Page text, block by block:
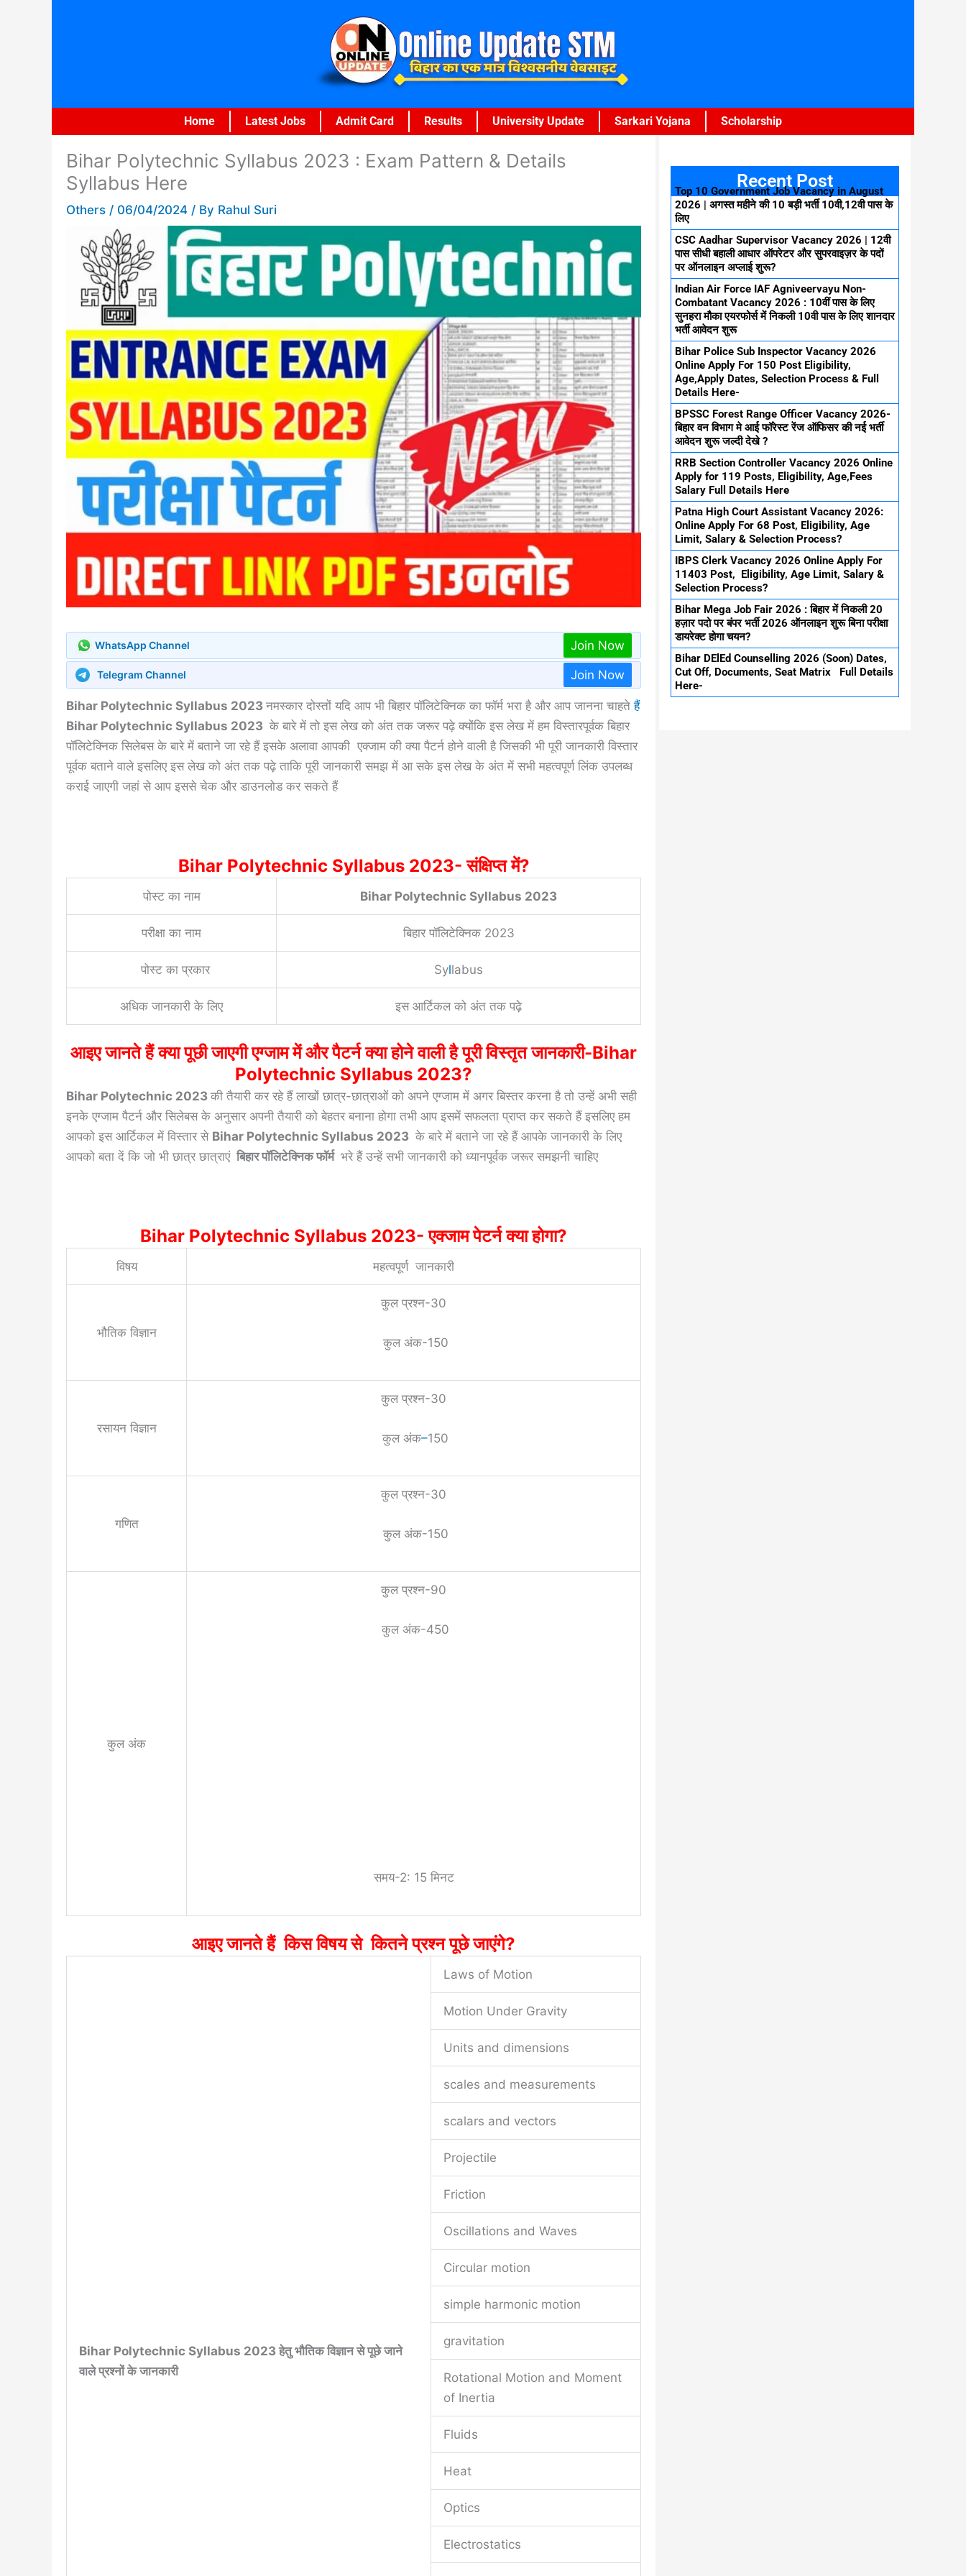
Home Latest Jobs Admit Card Results University Update Sarkari Yojana Scholarship
Bihar Polytechnic Syllabus 2023 : Exam Pattern & Details
Syllabus Here
Others / 06/04/2024 / By Rahul Suri
WhatsApp Channel Join Now
Telegram Channel Join Now
Bihar Polytechnic Syllabus 2023 नमस्कार दोस्तों यदि आप भी बिहार पॉलिटेक्निक का फॉर्म भरा है और आप जानना चाहतेहैं
Bihar Polytechnic Syllabus 2023 के बारे में तो इस लेख को अंत तक जरूर पढ़े क्योंकि इस लेख में हम विस्तारपूर्वक बिहार
पॉलिटेक्निक सिलेबस के बारे में बताने जा रहे हैं इसके अलावा आपकी एक्जाम की क्या पैटर्न होने वाली है जिसकी भी पूरी जानकारी विस्तार
पूर्वक बताने वाले इसलिए इस लेख को अंत तक पढ़े ताकि पूरी जानकारी समझ में आ सके इस लेख के अंत में सभी महत्वपूर्ण लिंक उपलब्ध
कराई जाएगी जहां से आप इससे चेक और डाउनलोड कर सकते हैं
Bihar Polytechnic Syllabus 2023- संक्षिप्त में?
पोस्ट का नाम Bihar Polytechnic Syllabus 2023
परीक्षा का नाम बिहार पॉलिटेक्निक 2023
पोस्ट का प्रकार Syllabus
अधिक जानकारी के लिए इस आर्टिकल को अंत तक पढ़े
आइए जानते हैं क्या पूछी जाएगी एग्जाम में और पैटर्न क्या होने वाली है पूरी विस्तृत जानकारी-Bihar
Polytechnic Syllabus 2023?
Bihar Polytechnic 2023 की तैयारी कर रहे हैं लाखों छात्र-छात्राओं को अपने एग्जाम में अगर बिस्तर करना है तो उन्हें अभी सही
इनके एग्जाम पैटर्न और सिलेबस के अनुसार अपनी तैयारी को बेहतर बनाना होगा तभी आप इसमें सफलता प्राप्त कर सकते हैं इसलिए हम
आपको इस आर्टिकल में विस्तार से Bihar Polytechnic Syllabus 2023 के बारे में बताने जा रहे हैं आपके जानकारी के लिए
आपको बता दें कि जो भी छात्र छात्राएं बिहार पॉलिटेक्निक फॉर्म भरे हैं उन्हें सभी जानकारी को ध्यानपूर्वक जरूर समझनी चाहिए
Bihar Polytechnic Syllabus 2023- एक्जाम पेटर्न क्या होगा?
विषय महत्वपूर्ण जानकारी
भौतिक विज्ञान
कुल प्रश्न-30
कुल अंक-150
रसायन विज्ञान
कुल प्रश्न-30
कुल अंक–150
गणित
कुल प्रश्न-30
कुल अंक-150
कुल अंक
कुल प्रश्न-90
कुल अंक-450
समय-2: 15 मिनट
आइए जानते हैं किस विषय से कितने प्रश्न पूछे जाएंगे?
Bihar Polytechnic Syllabus 2023 हेतु भौतिक विज्ञान से पूछे जाने
वाले प्रश्नों के जानकारी
Laws of Motion
Motion Under Gravity
Units and dimensions
scales and measurements
scalars and vectors
Projectile
Friction
Oscillations and Waves
Circular motion
simple harmonic motion
gravitation
Rotational Motion and Moment
of Inertia
Fluids
Heat
Optics
Electrostatics
Recent Post
Top 10 Government Job Vacancy in August
2026 | अगस्त महीने की 10 बड़ी भर्ती 10वी,12वी पास के
लिए
CSC Aadhar Supervisor Vacancy 2026 | 12वी
पास सीधी बहाली आधार ऑपरेटर और सुपरवाइज़र के पदों
पर ऑनलाइन अप्लाई शुरू?
Indian Air Force IAF Agniveervayu Non-
Combatant Vacancy 2026 : 10वीं पास के लिए
सुनहरा मौका एयरफोर्स में निकली 10वी पास के लिए शानदार
भर्ती आवेदन शुरू
Bihar Police Sub Inspector Vacancy 2026
Online Apply For 150 Post Eligibility,
Age,Apply Dates, Selection Process & Full
Details Here-
BPSSC Forest Range Officer Vacancy 2026-
बिहार वन विभाग मे आई फॉरेस्ट रेंज ऑफिसर की नई भर्ती
आवेदन शुरू जल्दी देखे ?
RRB Section Controller Vacancy 2026 Online
Apply for 119 Posts, Eligibility, Age,Fees
Salary Full Details Here
Patna High Court Assistant Vacancy 2026:
Online Apply For 68 Post, Eligibility, Age
Limit, Salary & Selection Process?
IBPS Clerk Vacancy 2026 Online Apply For
11403 Post, Eligibility, Age Limit, Salary &
Selection Process?
Bihar Mega Job Fair 2026 : बिहार में निकली 20
हज़ार पदो पर बंपर भर्ती 2026 ऑनलाइन शुरू बिना परीक्षा
डायरेक्ट होगा चयन?
Bihar DElEd Counselling 2026 (Soon) Dates,
Cut Off, Documents, Seat Matrix Full Details
Here-